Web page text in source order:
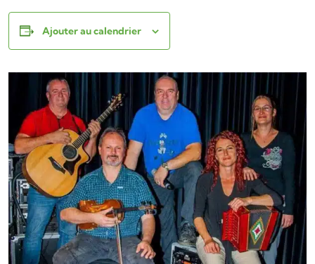
Ajouter au calendrier